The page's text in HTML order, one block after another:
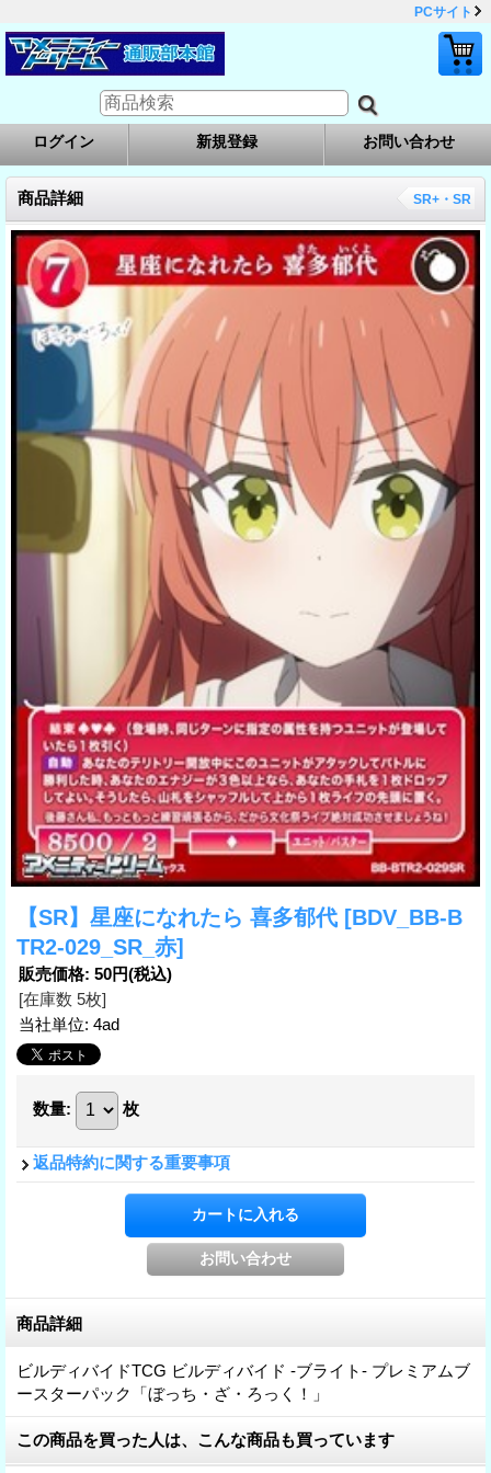
PCサイト
ログイン 新規登録 お問い合わせ
商品詳細 SR+・SR
【SR】星座になれたら 喜多郁代 [BDV_BB-B
TR2-029_SR_赤]
販売価格: 50円(税込)
[在庫数 5枚]
当社単位: 4ad
数量: 枚
返品特約に関する重要事項
商品詳細
ビルディバイドTCG ビルディバイド -ブライト- プレミアムブ
ースターパック「ぼっち・ざ・ろっく！」
この商品を買った人は、こんな商品も買っています